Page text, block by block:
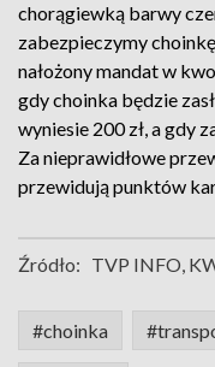
chorągiewką barwy
zabezpieczymy
nałożony mandat w
gdy choinka będzie
wyniesie 200 zł, a gdy
Za nieprawidłowe
przewidują punktów
Źródło: TVP INFO,
#choinka